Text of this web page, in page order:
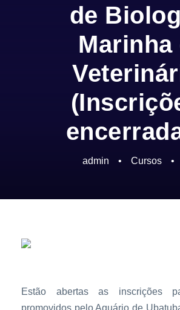
de
Marinha
admin • Cursos •
Estão abertas as inscrições
promovidos pelo Aquário de